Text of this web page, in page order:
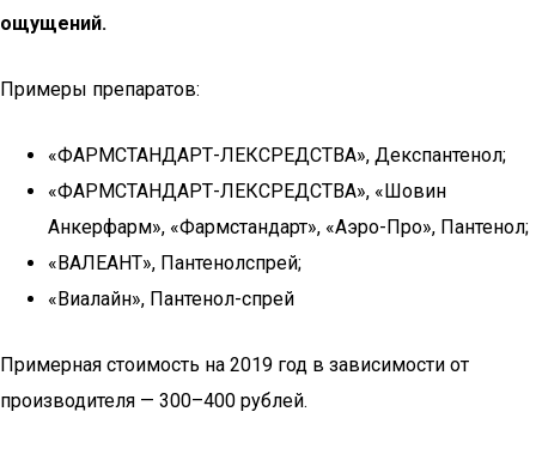
ощущений.
Примеры препаратов:
«ФАРМСТАНДАРТ-ЛЕКСРЕДСТВА», Декспантенол;
«ФАРМСТАНДАРТ-ЛЕКСРЕДСТВА», «Шовин
Анкерфарм», «Фармстандарт», «Аэро-Про», Пантенол;
«ВАЛЕАНТ», Пантенолспрей;
«Виалайн», Пантенол-спрей
Примерная стоимость на 2019 год в зависимости от
производителя — 300–400 рублей.